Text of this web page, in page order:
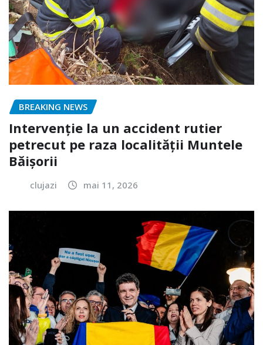
BREAKING NEWS
Intervenție la un accident rutier
petrecut pe raza localității Muntele
Băișorii
clujazi mai 11, 2026